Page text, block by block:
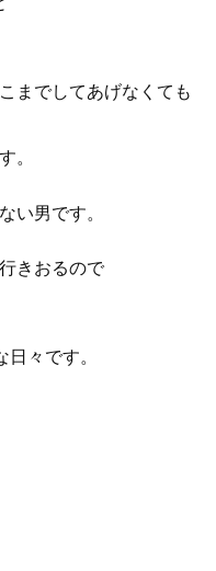
までしてあげなくても
。
い男です。
きおるので
々です。